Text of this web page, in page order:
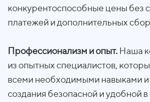
конкурентоспособные цены без
платежей и дополнительных
Профессионализм и опыт. Наша
из опытных специалистов,
всеми необходимыми навыками и
создания безопасной и удобной